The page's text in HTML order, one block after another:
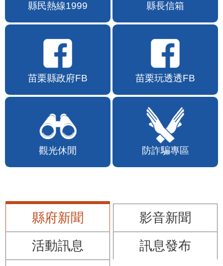
縣民熱線1999 縣長信箱
苗栗縣政府FB 苗栗玩透透FB
觀光休閒 防詐騙專區
縣府新聞
影音新聞
活動訊息
訊息發布